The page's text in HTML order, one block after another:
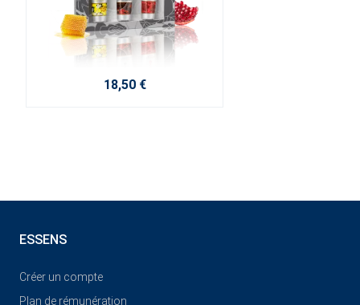
18,50 €
ESSENS
Créer un compte
Plan de rémunération